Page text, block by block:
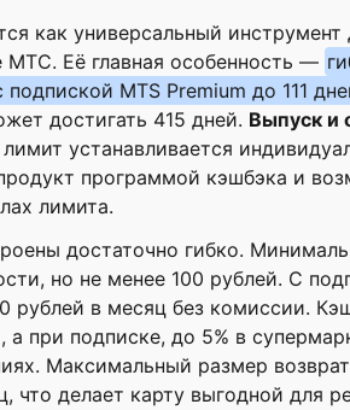
как универсальный
МТС. Её главная особенность —
MTS Premium до 111
достигать 415 дней. Выпуск и
устанавливается
программой кэшбэка и
лимита.
достаточно гибко.
но не менее 100 рублей. С
в месяц без комиссии.
а при подписке, до 5% в
Максимальный размер
что делает карту выгодной для